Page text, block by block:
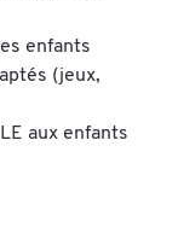
enfants
(jeux,
aux enfants